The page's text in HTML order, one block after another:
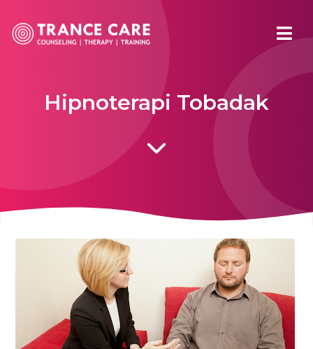
Hipnoterapi Tobadak